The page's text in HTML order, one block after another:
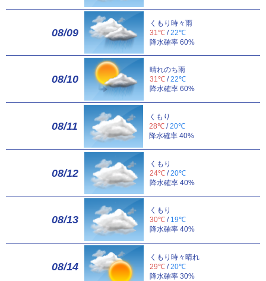
08/09
くもり時々雨
31℃ /22℃
降水確率 60%
08/10
晴れのち雨
31℃ /22℃
降水確率 60%
08/11
くもり
28℃ /20℃
降水確率 40%
08/12
くもり
24℃ /20℃
降水確率 40%
08/13
くもり
30℃ / 19℃
降水確率 40%
08/14
くもり時々晴れ
29℃ /20℃
降水確率 30%